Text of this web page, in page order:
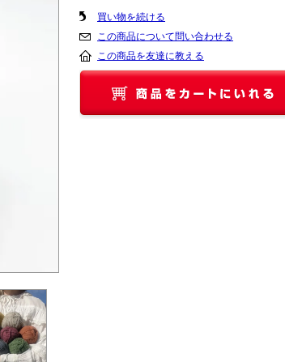
買い物を続ける
この商品について問い合わせる
この商品を友達に教える